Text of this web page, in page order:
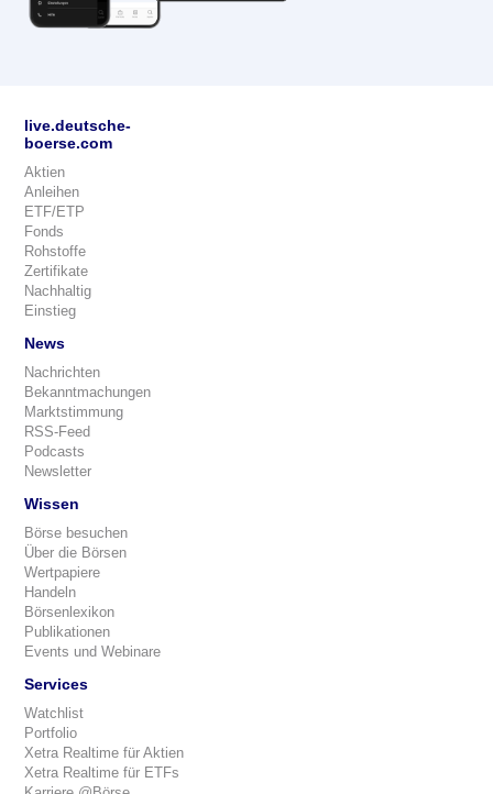
live.deutsche-
boerse.com
Aktien
Anleihen
ETF/ETP
Fonds
Rohstoffe
Zertifikate
Nachhaltig
Einstieg
News
Nachrichten
Bekanntmachungen
Marktstimmung
RSS-Feed
Podcasts
Newsletter
Wissen
Börse besuchen
Über die Börsen
Wertpapiere
Handeln
Börsenlexikon
Publikationen
Events und Webinare
Services
Watchlist
Portfolio
Xetra Realtime für Aktien
Xetra Realtime für ETFs